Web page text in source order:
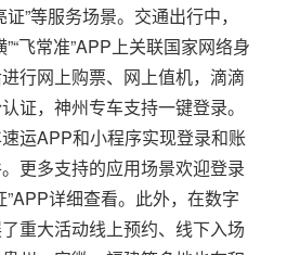
证”等服务场景。交通出行中，
”“飞常准”APP上关联国家网络身
行网上购票、网上值机，滴滴
证，神州专车支持一键登录。
运APP和小程序实现登录和账
更多支持的应用场景欢迎登录
”APP详细查看。此外，在数字
重大活动线上预约、线下入场